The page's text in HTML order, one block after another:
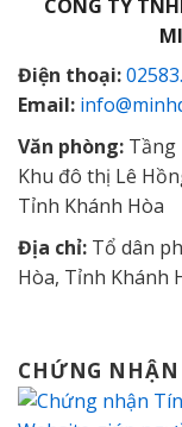
CÔNG TY
Điện thoại:
Email:
Văn phòng: Tầng
Khu đô thị Lê
Tỉnh Khánh Hòa
Địa chỉ: Tổ dân
Hòa, Tỉnh Khánh
CHỨNG NHẬN